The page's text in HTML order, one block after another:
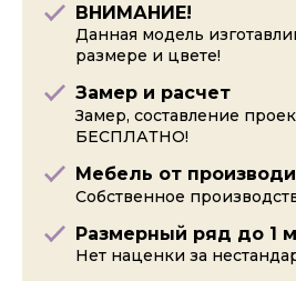
ВНИМАНИЕ!
Данная модель
размере и цвете!
Замер и расчет
Замер, составление
БЕСПЛАТНО!
Мебель от
Собственное
Размерный ряд до 1
Нет наценки за